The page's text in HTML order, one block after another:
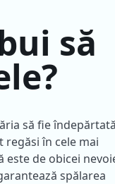
să
să fie
regăsi în cele mai
de obicei
spălarea